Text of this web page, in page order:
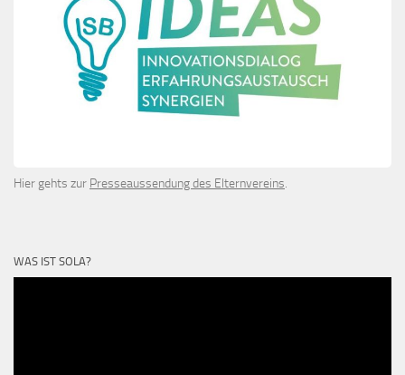
Hier gehts zur Presseaussendung des Elternvereins.
WAS IST SOLA?